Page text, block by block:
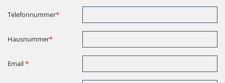
Telefonnummer*
Hausnummer*
Email*